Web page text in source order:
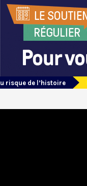
risque de l’histoire